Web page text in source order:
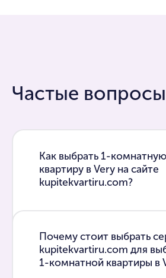
Частые вопросы
Как выбрать 1-комнатную
квартиру в Very на сайте
kupitekvartiru.com?
Почему стоит выбрать
kupitekvartiru.com для
1-комнатной квартиры в